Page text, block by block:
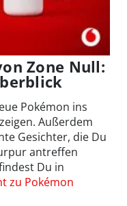
Zone Null:
Pokémon ins
Außerdem
Gesichter, die Du
antreffen
Du in
zu Pokémon